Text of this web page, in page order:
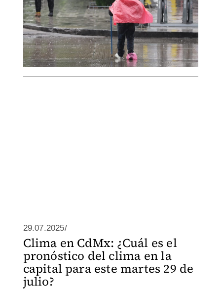
29.07.2025/
Clima en CdMx: ¿Cuál es el
pronóstico del clima en la
capital para este martes 29 de
julio?